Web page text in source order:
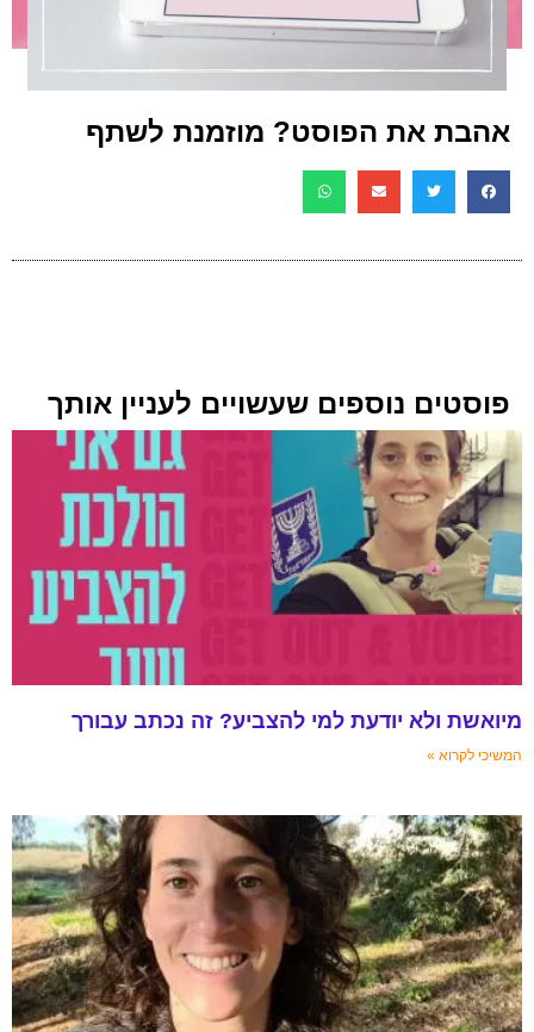
את הפוסט? מוזמנת לשתף
נוספים שעשויים לעניין אותך
ולא יודעת למי להצביע? זה נכתב עבורך
»